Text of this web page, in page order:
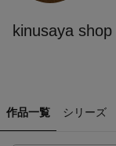
kinusaya shop
作品一覧 シリーズ